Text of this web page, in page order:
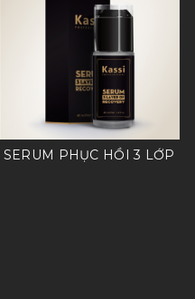
SERUM PHỤC HỒI 3 LỚP